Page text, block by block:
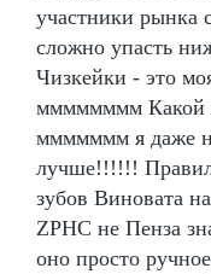
участники рынка
сложно упасть
Чизкейки - это
мммммммм Какой
ммммммм я даже
лучше!!!!!!
зубов Виновата
ZPHC не Пенза
оно просто